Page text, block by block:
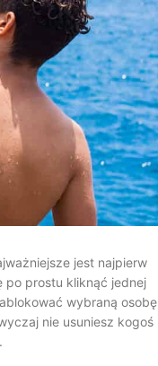
jest najpierw
po prostu kliknąć jednej
wybraną
nie usuniesz kogoś